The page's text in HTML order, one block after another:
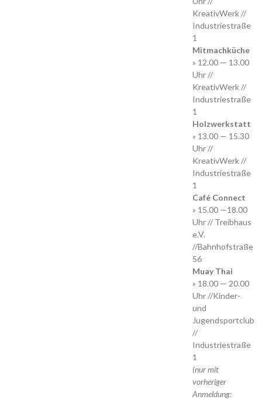
KreativWerk //
Industriestraße
1
Mitmachküche
» 12.00 — 13.00
Uhr //
KreativWerk //
Industriestraße
1
Holzwerkstatt
» 13.00 — 15.30
Uhr //
KreativWerk //
Industriestraße
1
Café Connect
» 15.00 —18.00
Uhr // Treibhaus
e.V.
//Bahnhofstraße
56
Muay Thai
» 18.00 — 20.00
Uhr //Kinder-
und
Jugendsportclub
//
Industriestraße
1
(nur mit
vorheriger
Anmeldung: